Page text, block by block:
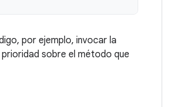
por ejemplo, invocar la
sobre el método que